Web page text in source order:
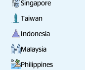
Singapore
Taiwan
Indonesia
Malaysia
Philippines